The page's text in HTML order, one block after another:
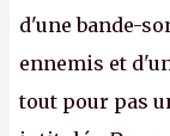
d'une bande-
ennemis et
tout pour pas